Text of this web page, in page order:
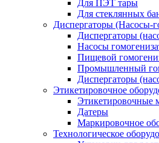
Для ПЭТ тары
Для стеклянных
Диспергаторы (Насосы-
Диспергаторы
Насосы
Пищевой
Промышленный
Диспергаторы
Этикетировочное
Этикетировочные
Датеры
Маркировочное
Технологическое